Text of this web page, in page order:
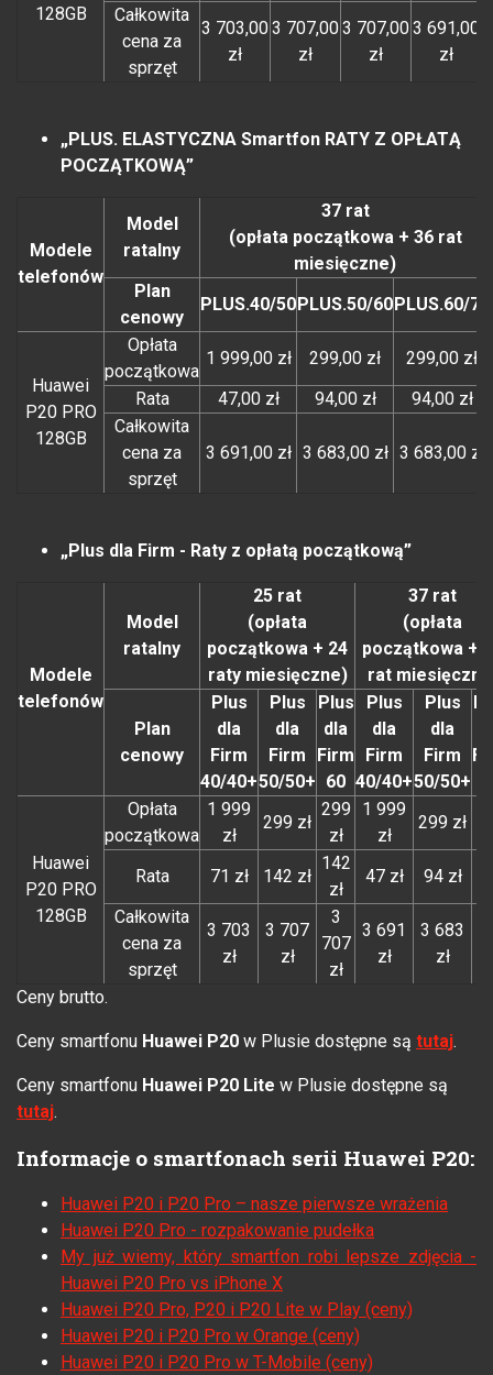
128GB
Całkowita
cena za
sprzęt
3 703,00
zł
3 707,00
zł
3 707,00
zł
3 691,00
zł
„PLUS. ELASTYCZNA Smartfon RATY Z OPŁATĄ
POCZĄTKOWĄ”
Modele
telefonów
Model
ratalny
37 rat
(opłata początkowa + 36 rat
miesięczne)
Plan
cenowy
PLUS.40/50 PLUS.50/60 PLUS.60/70
Huawei
P20 PRO
128GB
Opłata
początkowa
1 999,00 zł 299,00 zł
299,00 zł
Rata
47,00 zł 94,00 zł
94,00 zł
Całkowita
cena za
sprzęt
3 691,00 zł 3 683,00 zł 3 683,00 zł
„Plus dla Firm - Raty z opłatą początkową”
Modele
telefonów
Model
ratalny
25 rat
(opłata
początkowa + 24
raty miesięczne)
37 rat
(opłata
początkowa +
rat
Plan
cenowy
Plus
dla
Firm
40/40+
Plus
dla
Firm
50/50+
Plus
dla
Firm
60
Plus
dla
Firm
40/40+
Plus
dla
Firm
50/50+
Huawei
P20 PRO
128GB
Opłata
początkowa
1 999
zł
299 zł
299
zł
1 999
zł
299 zł
Rata
71 zł 142 zł
142
zł
47 zł 94 zł
Całkowita
cena za
sprzęt
3 703
zł
3 707
zł
3
707
zł
3 691
zł
3 683
zł
Ceny brutto.
Ceny smartfonu Huawei P20 w Plusie dostępne są tutaj.
Ceny smartfonu Huawei P20 Lite w Plusie dostępne są
tutaj.
Informacje o smartfonach serii Huawei P20:
Huawei P20 i P20 Pro – nasze pierwsze wrażenia
Huawei P20 Pro - rozpakowanie pudełka
My już wiemy, który smartfon robi lepsze zdjęcia -
Huawei P20 Pro vs iPhone X
Huawei P20 Pro, P20 i P20 Lite w Play (ceny)
Huawei P20 i P20 Pro w Orange (ceny)
Huawei P20 i P20 Pro w T-Mobile (ceny)